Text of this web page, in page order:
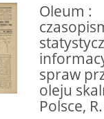
Oleum :
spraw
oleju
Polsce,